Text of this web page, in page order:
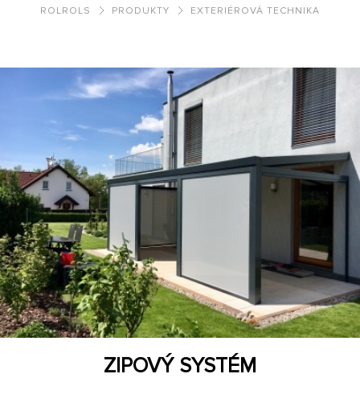
ROLROLS PRODUKTY EXTERIÉROVÁ TECHNIKA
ZIPOVÝ SYSTÉM